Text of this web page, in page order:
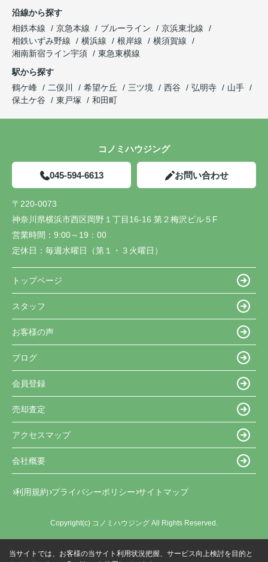
沿線から探す
相鉄本線
京急本線 ブルーライン
京浜東北線
相鉄いずみ野線
横浜線 根岸線
横須賀線
湘南新宿ライン宇須
東急東横線
駅から探す
鶴ケ峰
二俣川 希望ケ丘 三ツ境 西谷 弘明寺
山手
保土ケ谷
東戸塚 和田町
コノミハウジング
045-594-6613 お問い合わせ
〒220-0073
神奈川県横浜市西区岡野１丁目16-16 第２梅沢ビル５F
営業時間： 9:00～19：00
定休日： 毎週水曜日（第１・３火曜日）
トップページ
スタッフ
お客様の声
ブログ
会員登録
売却査定
アクセスマップ
会社概要
利用規約 プライバシーポリシー サイトマップ
Copyright(c) コノミハウジング All Rights Reserved.
当サイトでは、お客様の当サイト利用状況把握、サービス向上検討を目的と